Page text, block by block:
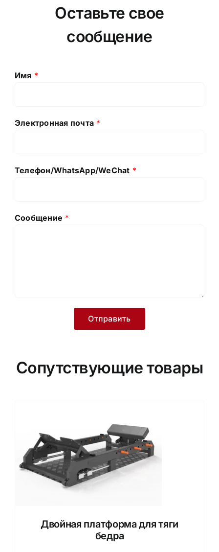
Оставьте свое
сообщение
Имя *
Электронная почта *
Телефон/WhatsApp/WeChat *
Сообщение *
Сопутствующие товары
Двойная платформа для тяги
бедра